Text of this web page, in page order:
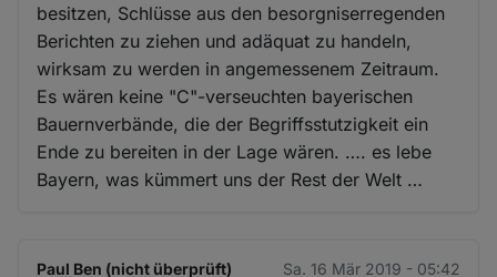
besitzen, Schlüsse aus den besorgniserregenden
Berichten zu ziehen und adäquat zu handeln,
wirksam zu werden in angemessenem Zeitraum.
Es wären keine "C"-verseuchten bayerischen
Bauernverbände, die der Begriffsstutzigkeit ein
Ende zu bereiten in der Lage wären. …. es lebe
Bayern, was kümmert uns der Rest der Welt …
Paul Ben (nicht überprüft) Sa. 16 Mär 2019 - 05:42